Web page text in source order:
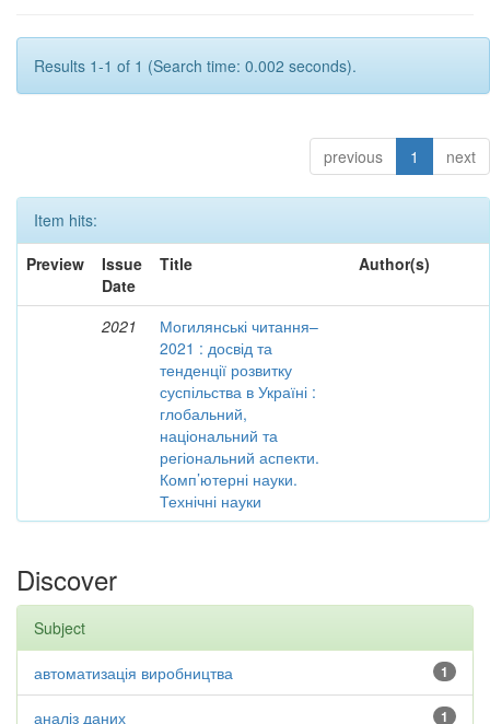
Results 1-1 of 1 (Search time: 0.002 seconds).
previous 1 next
Item hits:
Preview
Issue
Date
Title Author(s)
2021
Могилянські читання–
2021 : досвід та
тенденції розвитку
суспільства в Україні :
глобальний,
національний та
регіональний аспекти.
Комп’ютерні науки.
Технічні науки
Discover
Subject
1
автоматизація виробництва
1
аналіз даних